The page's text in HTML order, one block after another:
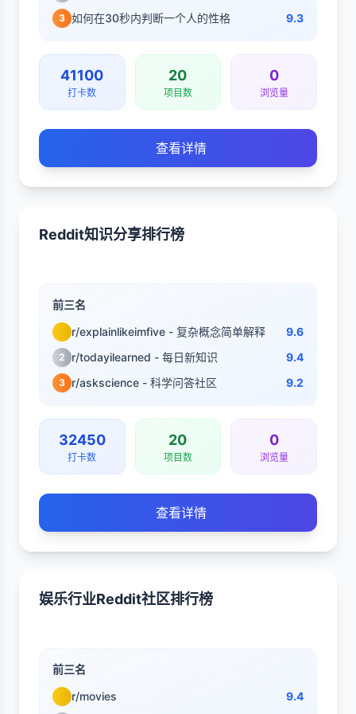
3 如何在30秒内判断一个人的性格 9.3
41100
打卡数
20
项目数
0
浏览量
查看详情
Reddit知识分享排行榜
前三名
r/explainlikeimfive - 复杂概念简单解释
9.6
2 r/todayilearned - 每日新知识 9.4
3 r/askscience - 科学问答社区 9.2
32450
打卡数
20
项目数
0
浏览量
查看详情
娱乐行业Reddit社区排行榜
前三名
r/movies
9.4